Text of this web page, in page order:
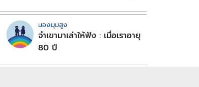
มองมุมสูง
จำเขามาเล่าให้ฟัง : เมื่อเราอายุ
80 ปี